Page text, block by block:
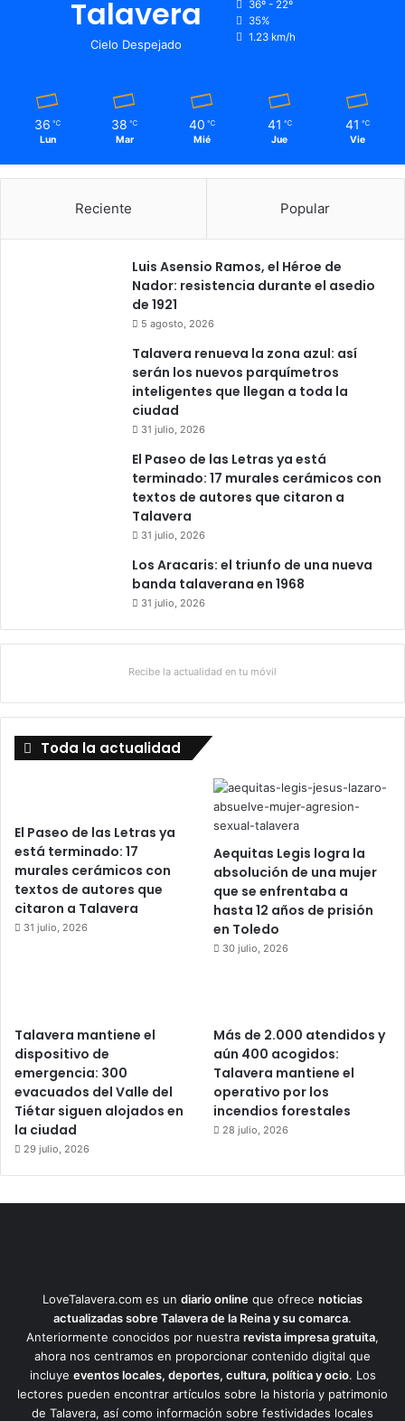
Talavera
Cielo Despejado
36º - 22º
35%
1.23 km/h
36 ℃
Lun
38 ℃
Mar
40 ℃
Mié
41 ℃
Jue
41 ℃
Vie
Reciente Popular
Luis Asensio Ramos, el Héroe de
Nador: resistencia durante el asedio
de 1921
5 agosto, 2026
Talavera renueva la zona azul: así
serán los nuevos parquímetros
inteligentes que llegan a toda la
ciudad
31 julio, 2026
El Paseo de las Letras ya está
terminado: 17 murales cerámicos con
textos de autores que citaron a
Talavera
31 julio, 2026
Los Aracaris: el triunfo de una nueva
banda talaverana en 1968
31 julio, 2026
Recibe la actualidad en tu móvil
Toda la actualidad
El Paseo de las Letras ya
está terminado: 17
murales cerámicos con
textos de autores que
citaron a Talavera
31 julio, 2026
Aequitas Legis logra la
absolución de una mujer
que se enfrentaba a
hasta 12 años de prisión
en Toledo
30 julio, 2026
Talavera mantiene el
dispositivo de
emergencia: 300
evacuados del Valle del
Tiétar siguen alojados en
la ciudad
29 julio, 2026
Más de 2.000 atendidos y
aún 400 acogidos:
Talavera mantiene el
operativo por los
incendios forestales
28 julio, 2026
LoveTalavera.com es un diario online que ofrece noticias
actualizadas sobre Talavera de la Reina y su comarca.
Anteriormente conocidos por nuestra revista impresa gratuita,
ahora nos centramos en proporcionar contenido digital que
incluye eventos locales, deportes, cultura, política y ocio. Los
lectores pueden encontrar artículos sobre la historia y patrimonio
de Talavera, así como información sobre festividades locales